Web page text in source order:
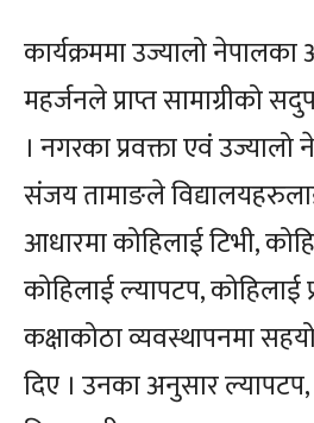
कार्यक्रममा उज्यालो नेपालका
महर्जनले प्राप्त सामाग्रीको
। नगरका प्रवक्ता एवं उज्यालो
संजय तामाङले
आधारमा कोहिलाई टिभी,
कोहिलाई ल्यापटप, कोहिलाई
कक्षाकोठा व्यवस्थापनमा
दिए । उनका अनुसार ल्यापटप,